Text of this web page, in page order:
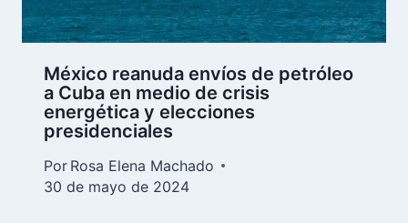
México reanuda envíos de petróleo
a Cuba en medio de crisis
energética y elecciones
presidenciales
Por Rosa Elena Machado
30 de mayo de 2024